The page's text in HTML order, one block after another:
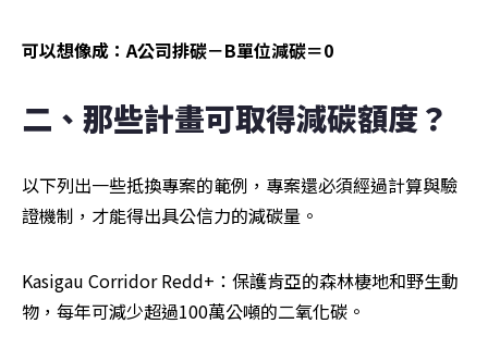
可以想像成：A公司排碳－B單位減碳＝0
二、那些計畫可取得減碳額度？
以下列出一些抵換專案的範例，專案還必須經過計算與驗
證機制，才能得出具公信力的減碳量。
Kasigau Corridor Redd+：保護肯亞的森林棲地和野生動
物，每年可減少超過100萬公噸的二氧化碳。